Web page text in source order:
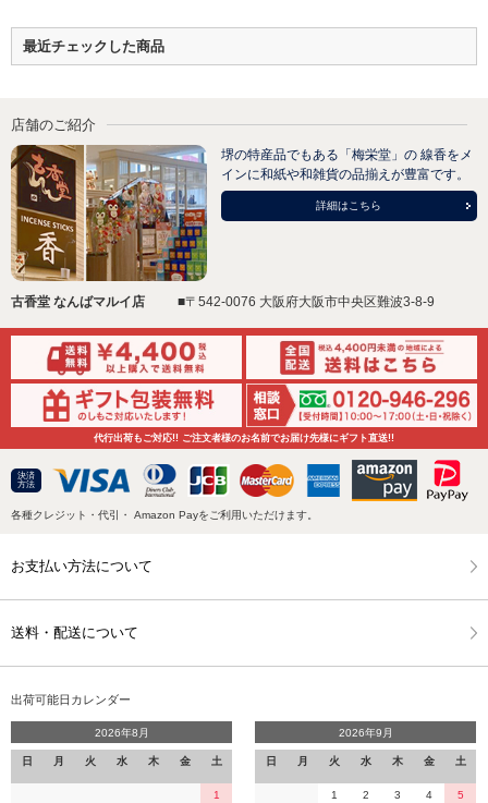
最近チェックした商品
店舗のご紹介
堺の特産品でもある「梅栄堂」の 線香をメ
インに和紙や和雑貨の品揃えが豊富です。
詳細はこちら
古香堂 なんばマルイ店 ■〒542-0076 大阪府大阪市中央区難波3-8-9
代行出荷もご対応!! ご注文者様のお名前でお届け先様にギフト直送!!
決済
方法
各種クレジット・代引・ Amazon Payをご利用いただけます。
お支払い方法について
送料・配送について
出荷可能日カレンダー
2026年8月
日 月 火 水 木 金 土
1
2026年9月
日 月 火 水 木 金 土
1 2 3 4 5